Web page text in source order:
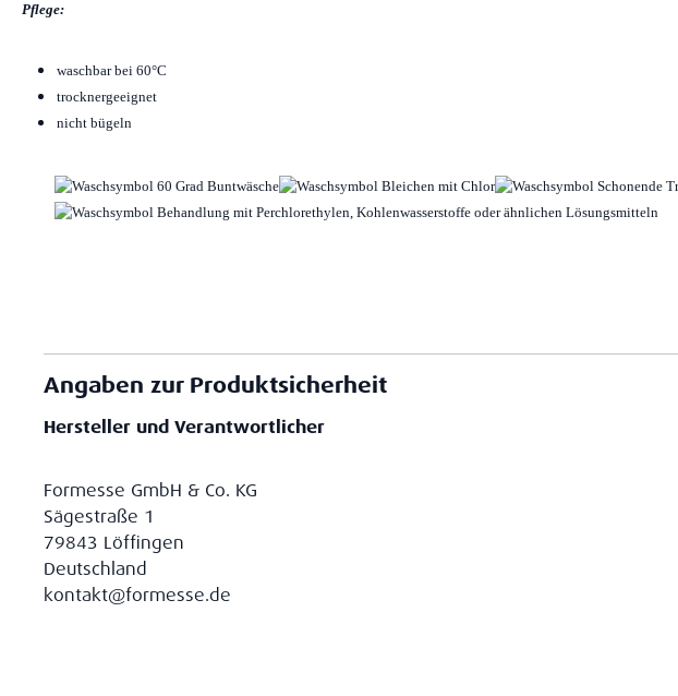
Pflege:
waschbar bei 60°C
trocknergeeignet
nicht bügeln
Angaben zur Produktsicherheit
Hersteller und Verantwortlicher
Formesse GmbH & Co. KG
Sägestraße 1
79843 Löffingen
Deutschland
kontakt@formesse.de